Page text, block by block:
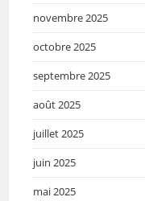
novembre 2025
octobre 2025
septembre 2025
août 2025
juillet 2025
juin 2025
mai 2025